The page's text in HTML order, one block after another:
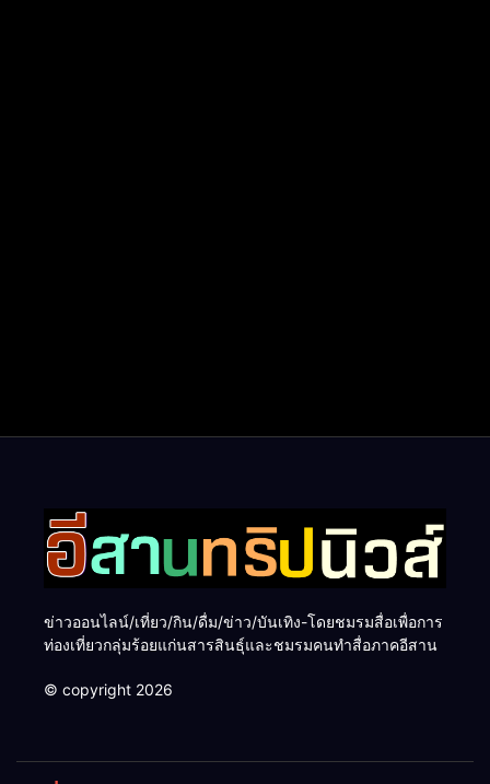
ข่าวออนไลน์/เที่ยว/กิน/ดื่ม/ข่าว/บันเทิง-โดยชมรมสื่อเพื่อการ
ท่องเที่ยวกลุ่มร้อยแก่นสารสินธุ์และชมรมคนทำสื่อภาคอีสาน
© copyright 2026